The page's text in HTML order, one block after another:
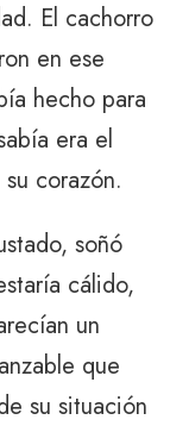
El cachorro
en ese
hecho para
era el
corazón.
soñó
cálido,
un
que
su situación